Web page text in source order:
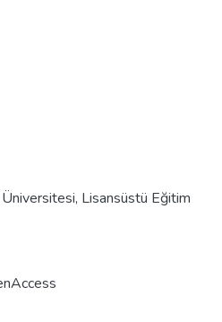
Lisansüstü Eğitim